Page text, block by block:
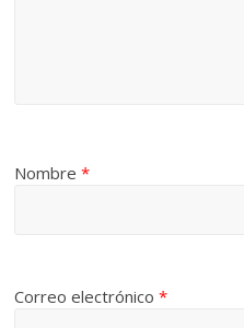
Nombre*
Correo electrónico*